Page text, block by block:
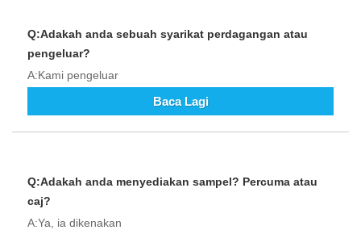
Q:Adakah anda sebuah syarikat perdagangan atau
pengeluar?
A:Kami pengeluar
Baca Lagi
Q:Adakah anda menyediakan sampel? Percuma atau
caj?
A:Ya, ia dikenakan